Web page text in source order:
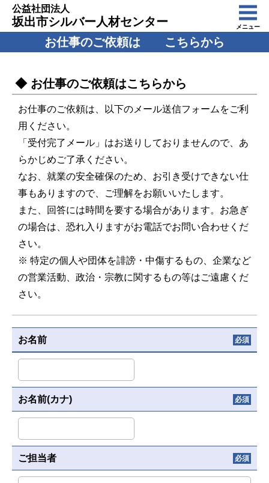
公益社団法人
坂出市シルバー人材センター メニュー
お仕事のご依頼は こちらから
◆ お仕事のご依頼はこちらから
お仕事のご依頼は、以下のメール送信フォームをご利
用ください。
「受付完了メール」はお送りしておりませんので、あ
らかじめご了承ください。
なお、就業の安全確保のため、お引き受けできない仕
事もありますので、ご理解をお願いいたします。
また、回答には時間を要する場合があります。お急ぎ
の場合は、恐れ入りますがお電話でお問い合わせくだ
さい。
※ 特定の個人や団体を誹謗・中傷するもの、企業など
の営業活動、政治・宗教に関するもの等はご遠慮くだ
さい。
お名前 必須
お名前(カナ) 必須
ご担当者 必須